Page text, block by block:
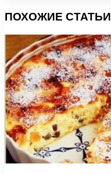
ПОХОЖИЕ СТАТЬИ